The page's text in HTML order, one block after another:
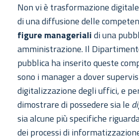
Non vi è trasformazione
di una diffusione delle
figure managerialidi una
amministrazione. Il
pubblica ha inserito queste
sono i manager a dover
digitalizzazione degli uffici, e
dimostrare di possedere sia le
sia alcune più specifiche
dei processi di